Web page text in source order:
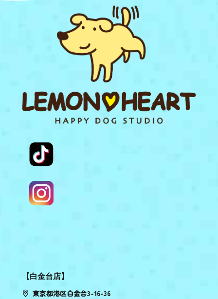
【白金台店】
東京都港区白金台3-16-36